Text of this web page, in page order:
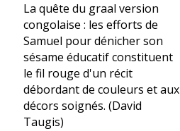
La quête du graal version
congolaise : les efforts de
Samuel pour dénicher son
sésame éducatif constituent
le fil rouge d'un récit
débordant de couleurs et aux
décors soignés. (David
Taugis)